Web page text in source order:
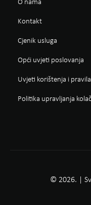
O nama
Kontakt
Cjenik usluga
Opći uvjeti poslovanja
Uvjeti korištenja i
Politika upravljanja
© 2026. |